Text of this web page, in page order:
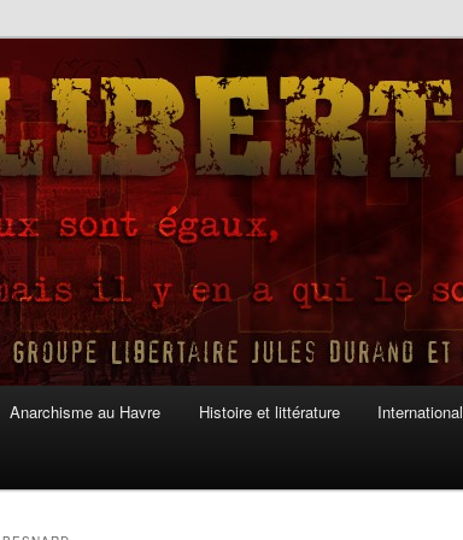
Anarchisme au Havre Histoire et littérature International